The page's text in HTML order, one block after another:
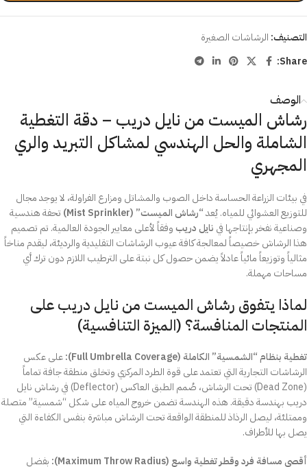
التصنيف: الرشاشات الصغيرة
Share:
الوصف
رشاش الميست من نايل دريب – دقة التغطية
الشاملة والحل الهندسي لمشاكل التبريد والري
المجهري
في بيئات الزراعة الحساسة داخل الصوب والمشاتل ومزارع الفراولة، لا يوجد مجال
للتوزيع العشوائي للمياه. يُعد“رشاش الميست” (Mist Sprinkler)
تحفة هندسية
وصناعية نفخر بإنتاجها في نايل دريب وفقاً لأعلى معايير الجودة العالمية. تم تصميم
هذا الرشاش خصيصاً لمعالجة كافة عيوب الرشاشات التقليدية والرديئة، ليقدم مناخاً
مثالياً وتوزيعاً مائياً عادلاً يضمن حصول كل نبتة على الترطيب اللازم دون ترك أي
مساحات مهملة.
لماذا يتفوق رشاش الميست من نايل دريب على
المنتجات المنافسة؟ (الميزة التنافسية)
تغطية بنظام “الشمسية” الكاملة (Full Umbrella Coverage):
على عكس
الرشاشات التجارية التي تعتمد على قوة الطرد المركزي وتخلق منطقة جافة تماماً
(Dead Zone) تحت الرشاش، صُمم الطبق العاكس (Deflector) في رشاش نايل
دريب بهندسة دقيقة. هذه الهندسة تضمن خروج المياه على شكل “شمسية” متصلة
وممتلئة، ليصل الرذاذ للمنطقة الواقعة تحت الرشاش مباشرة بنفس الكفاءة التي
يصل بها للأطراف.
أقصى مسافة فرد وقطر تغطية واسع (Maximum Throw Radius):
بفضل